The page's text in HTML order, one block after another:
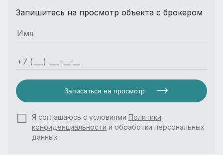
Запишитесь на просмотр объекта с брокером
Записаться на просмотр
Я соглашаюсь с условиями Политики
конфиденциальности и обработки персональных
данных